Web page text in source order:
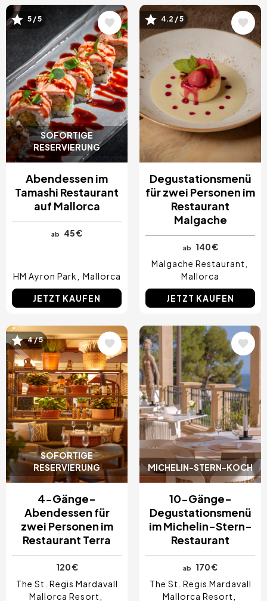
SOFORTIGE
RESERVIERUNG
Bild5 / 5
Abendessen im
Tamashi Restaurant
auf Mallorca
ab 45 €
HM Ayron Park Mallorca
JETZT KAUFEN
Bild4.2 / 5
Degustationsmenü
für zwei Personen im
Restaurant
Malgache
ab
140 €
Malgache Restaurant
Mallorca
JETZT KAUFEN
SOFORTIGE
RESERVIERUNG
Bild4 / 5
4-Gänge-
Abendessen für
zwei Personen im
Restaurant Terra
120 €
The St. Regis Mardavall
Mallorca Resort
MICHELIN-STERN-KOCH
Bild
10-Gänge-
Degustationsmenü
im Michelin-Stern-
Restaurant
ab
170 €
The St. Regis Mardavall
Mallorca Resort